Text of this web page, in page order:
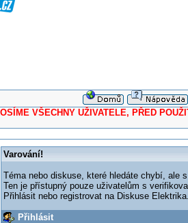
VŠECHNY UŽIVATELE, PŘED
Varování!
Téma nebo diskuse, které hledáte chybí, ale
Ten je přístupný pouze uživatelům s
Přihlásit nebo registrovat na Diskuse
Přihlásit